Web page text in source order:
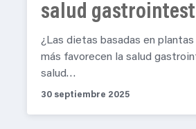
salud
¿Las dietas basadas en plantas
más favorecen la salud
salud…
30 septiembre 2025